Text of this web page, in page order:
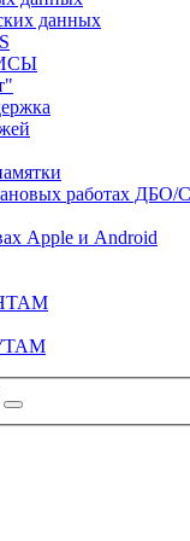
данных
работах ДБО/
Apple и Android